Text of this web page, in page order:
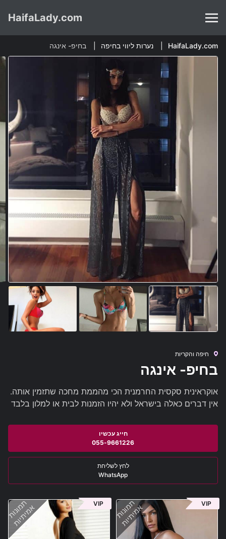
HaifaLady.com
HaifaLady.com נערות ליווי בחיפה בחיפ- אינגה
חיפה והקריות
בחיפ- אינגה
אוקראינית סקסית החרמנית הכי מהממת מחכה שתזמין אותה.
אין דברים כאלה בישראל ולא יהיו הזמנות לבית או למלון בלבד
055-9661226
WhatsApp
תמונות
אמיתיות VIP תמונות
אמיתיות VIP